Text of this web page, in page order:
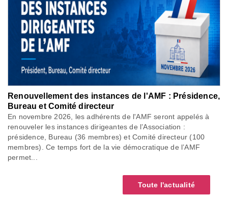
Renouvellement des instances de l'AMF : Présidence,
Bureau et Comité directeur
En novembre 2026, les adhérents de l'AMF seront appelés à
renouveler les instances dirigeantes de l’Association :
présidence, Bureau (36 membres) et Comité directeur (100
membres). Ce temps fort de la vie démocratique de l’AMF
permet...
Toute l'actualité